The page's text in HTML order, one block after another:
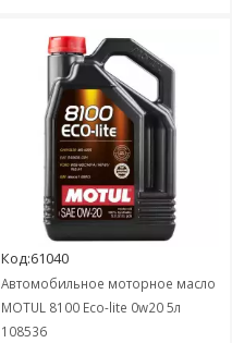
Код:61040
Автомобильное моторное масло
MOTUL 8100 Eco-lite 0w20 5л
108536